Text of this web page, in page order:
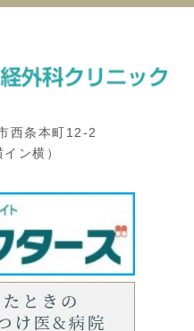
西条本町12-2
ン横）